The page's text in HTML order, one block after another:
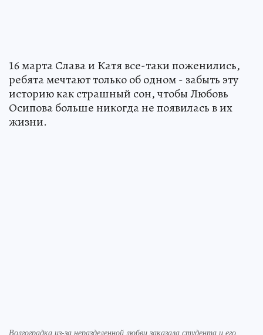
16 марта Слава и Катя все-таки поженились,
ребята мечтают только об одном - забыть эту
историю как страшный сон, чтобы Любовь
Осипова больше никогда не появилась в их
жизни.
Волгоградка из-за неразделенной любви заказала студента и его